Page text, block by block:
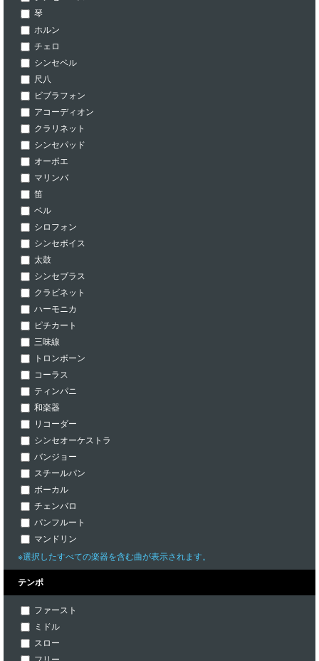
琴
ホルン
チェロ
シンセベル
尺八
ビブラフォン
アコーディオン
クラリネット
シンセパッド
オーボエ
マリンバ
笛
ベル
シロフォン
シンセボイス
太鼓
シンセブラス
クラビネット
ハーモニカ
ピチカート
三味線
トロンボーン
コーラス
ティンパニ
和楽器
リコーダー
シンセオーケストラ
バンジョー
スチールパン
ボーカル
チェンバロ
パンフルート
マンドリン
※選択したすべての楽器を含む曲が表示されます。
テンポ
ファースト
ミドル
スロー